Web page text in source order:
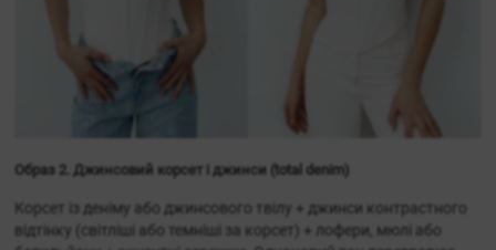
Образ 2. Джинсовий корсет і джинси (total denim)
Корсет із деніму або джинсового твілу + джинси контрастного
відтінку (світліші або темніші за корсет) + лофери, мюлі або